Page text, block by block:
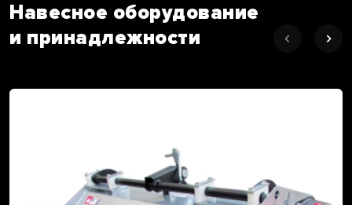
Навесное оборудование
и принадлежности